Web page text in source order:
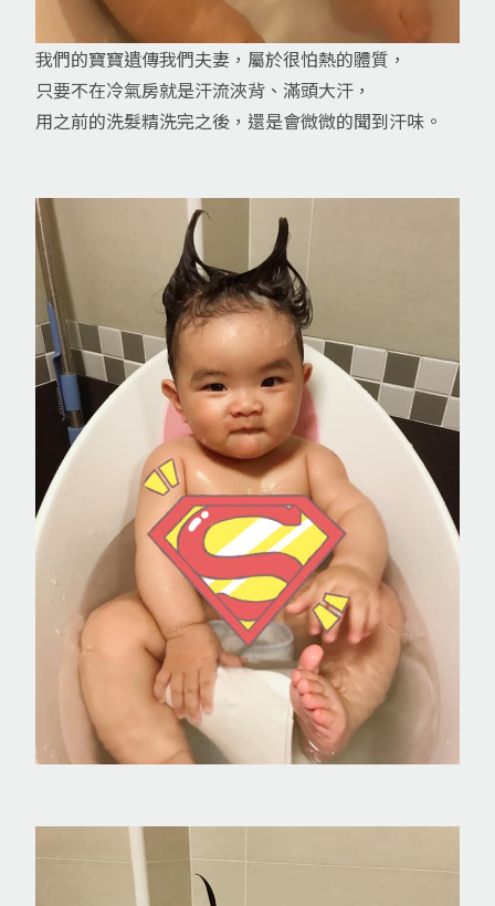
我們的寶寶遺傳我們夫妻，屬於很怕熱的體質，
只要不在冷氣房就是汗流浹背、滿頭大汗，
用之前的洗髮精洗完之後，還是會微微的聞到汗味。